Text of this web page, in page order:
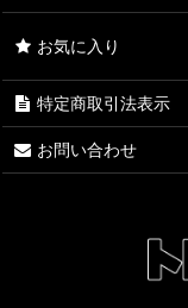
【ワンピースカード
CRISIS【EB-04】
【ワンピースカード
【ワンピースカード
【ワンピースカード
お気に入り
特定商取引法表示
お問い合わせ